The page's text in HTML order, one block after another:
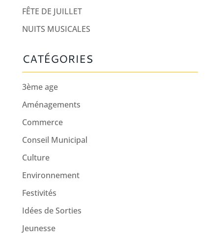
FÊTE DE JUILLET
NUITS MUSICALES
CATÉGORIES
3ème age
Aménagements
Commerce
Conseil Municipal
Culture
Environnement
Festivités
Idées de Sorties
Jeunesse